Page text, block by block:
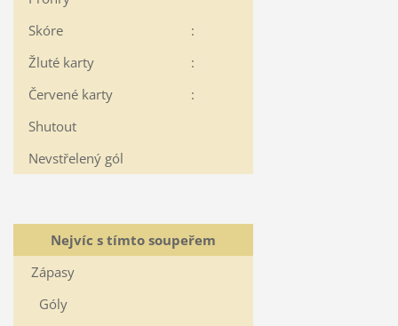
Skóre
:
Žluté karty
:
Červené karty
:
Shutout
Nevstřelený gól
Nejvíc s tímto soupeřem
Zápasy
Góly